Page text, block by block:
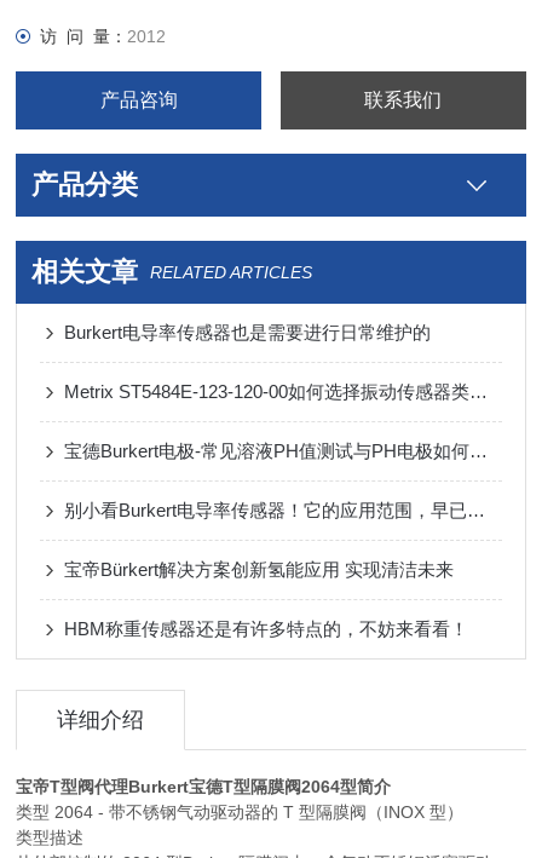
访 问 量： 2012
产品咨询 联系我们
产品分类
相关文章 RELATED ARTICLES
Burkert电导率传感器也是需要进行日常维护的
Metrix ST5484E-123-120-00如何选择振动传感器类型（不同应用场景）
宝德Burkert电极-常见溶液PH值测试与PH电极如何选择？
别小看Burkert电导率传感器！它的应用范围，早已渗透到生产生活的方方面面
宝帝Bürkert解决方案创新氢能应用 实现清洁未来
HBM称重传感器还是有许多特点的，不妨来看看！
详细介绍
宝帝T型阀代理Burkert宝德T型隔膜阀2064型简介
类型 2064 - 带不锈钢气动驱动器的 T 型隔膜阀（INOX 型）
类型描述